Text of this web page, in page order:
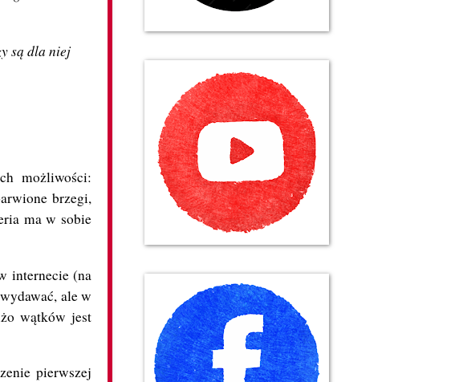
są dla niej
możliwości:
brzegi,
ma w sobie
internecie (na
ale w
wątków jest
pierwszej